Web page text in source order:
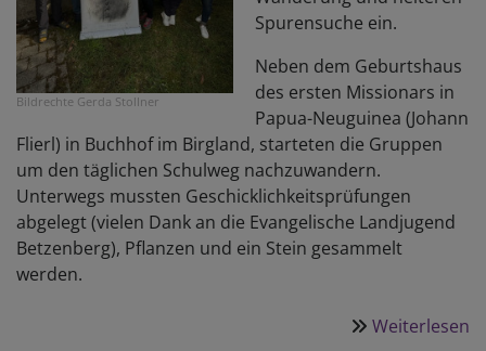
Bildrechte Gerda Stollner
Spurensuche ein.
Neben dem Geburtshaus
des ersten Missionars in
Papua-Neuguinea (Johann
Flierl) in Buchhof im Birgland, starteten die Gruppen
um den täglichen Schulweg nachzuwandern.
Unterwegs mussten Geschicklichkeitsprüfungen
abgelegt (vielen Dank an die Evangelische Landjugend
Betzenberg), Pflanzen und ein Stein gesammelt
werden.
Weiterlesen